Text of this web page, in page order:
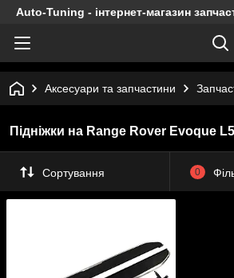
Auto-Tuning - інтернет-магазин
Аксесуари та запчастини
Підніжки на Range Rover Evoque
Сортування 0